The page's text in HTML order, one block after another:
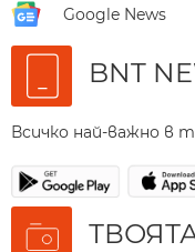
Google News
BNT
Всичко най-важно в